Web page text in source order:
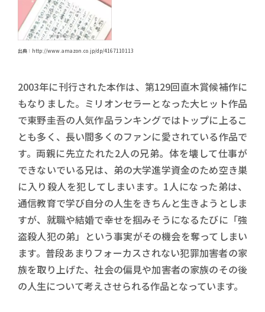
出典：http://www.amazon.co.jp/dp/4167110113
2003年に刊行された本作は、第129回直木賞候補作に
もなりました。ミリオンセラーとなった大ヒット作品
で東野圭吾の人気作品ランキングではトップに上るこ
とも多く、長い間多くのファンに愛されている作品で
す。両親に先立たれた2人の兄弟。体を壊して仕事が
できないでいる兄は、弟の大学進学資金のため空き巣
に入り殺人を犯してしまいます。1人になった弟は、
通信教育で学び自分の人生をきちんと生きようとしま
すが、就職や結婚で幸せを掴みそうになるたびに「強
盗殺人犯の弟」という事実がその機会を奪ってしまい
ます。普段あまりフォーカスされない犯罪加害者の家
族を取り上げた、社会の偏見や加害者の家族のその後
の人生について考えさせられる作品となっています。